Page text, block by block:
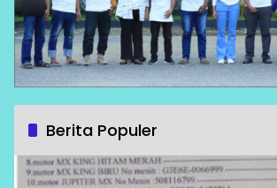
Berita Populer